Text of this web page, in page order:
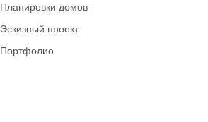
Планировки домов
Эскизный проект
Портфолио